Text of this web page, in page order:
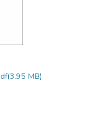
(3.95 MB)